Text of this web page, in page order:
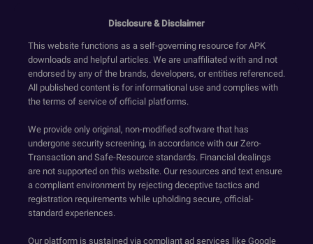
Disclosure & Disclaimer
This website functions as a self-governing resource for APK
downloads and helpful articles. We are unaffiliated with and not
endorsed by any of the brands, developers, or entities referenced.
All published content is for informational use and complies with
the terms of service of official platforms.
We provide only original, non-modified software that has
undergone security screening, in accordance with our Zero-
Transaction and Safe-Resource standards. Financial dealings
are not supported on this website. Our resources and text ensure
a compliant environment by rejecting deceptive tactics and
registration requirements while upholding secure, official-
standard experiences.
Our platform is sustained via compliant ad services like Google